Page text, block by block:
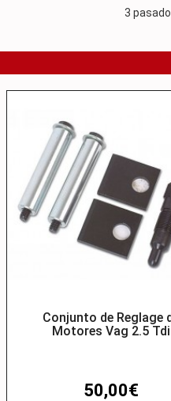
3
Conjunto de Reglage
Motores Vag 2.5 Tdi
50,00€